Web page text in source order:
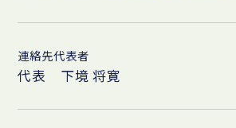
連絡先代表者
代表 下境 将寛